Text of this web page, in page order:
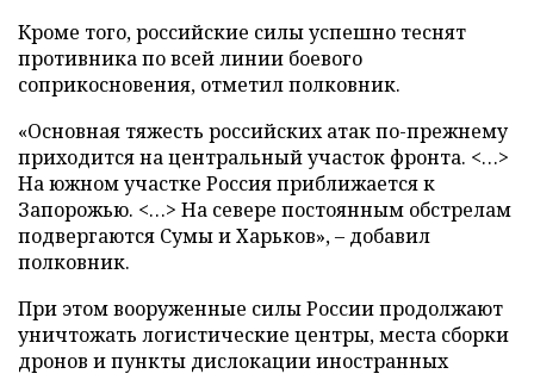
Кроме того, российские силы успешно теснят
противника по всей линии боевого
соприкосновения, отметил полковник.
«Основная тяжесть российских атак по-прежнему
приходится на центральный участок фронта. <…>
На южном участке Россия приближается к
Запорожью. <…> На севере постоянным обстрелам
подвергаются Сумы и Харьков», – добавил
полковник.
При этом вооруженные силы России продолжают
уничтожать логистические центры, места сборки
дронов и пункты дислокации иностранных